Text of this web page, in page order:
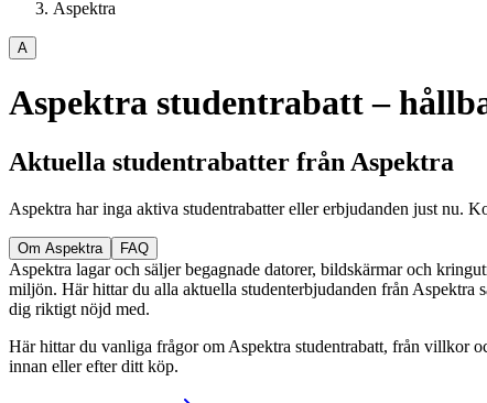
Aspektra
A
Aspektra studentrabatt –
Aktuella studentrabatter från Aspektra
Aspektra har inga aktiva studentrabatter eller erbjudanden just nu.
Om Aspektra FAQ
Aspektra lagar och säljer begagnade datorer, bildskärmar och
miljön. Här hittar du alla aktuella studenterbjudanden från Aspektra
dig riktigt nöjd med.
Här hittar du vanliga frågor om Aspektra studentrabatt, från villkor
innan eller efter ditt köp.